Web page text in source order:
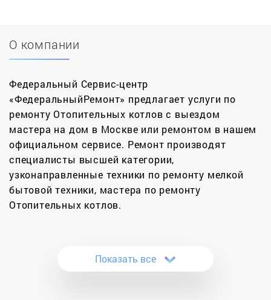
О компании
Федеральный Сервис-центр
«ФедеральныйРемонт» предлагает услуги по
ремонту Отопительных котлов с выездом
мастера на дом в Москве или ремонтом в нашем
официальном сервисе. Ремонт производят
специалисты высшей категории,
узконаправленные техники по ремонту мелкой
бытовой техники, мастера по ремонту
Отопительных котлов.
11000 котлов в Москве и Московской области.
Показать все